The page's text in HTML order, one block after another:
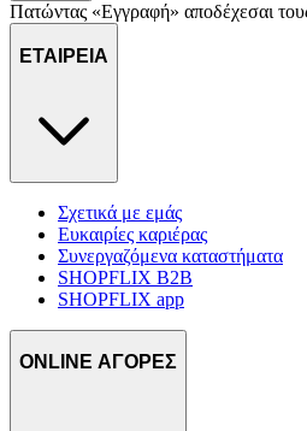
Πατώντας «Εγγραφή» αποδέχεσαι
ΕΤΑΙΡΕΙΑ
Σχετικά με εμάς
Ευκαιρίες καριέρας
Συνεργαζόμενα καταστήματα
SHOPFLIX B2B
SHOPFLIX app
ONLINE ΑΓΟΡΕΣ